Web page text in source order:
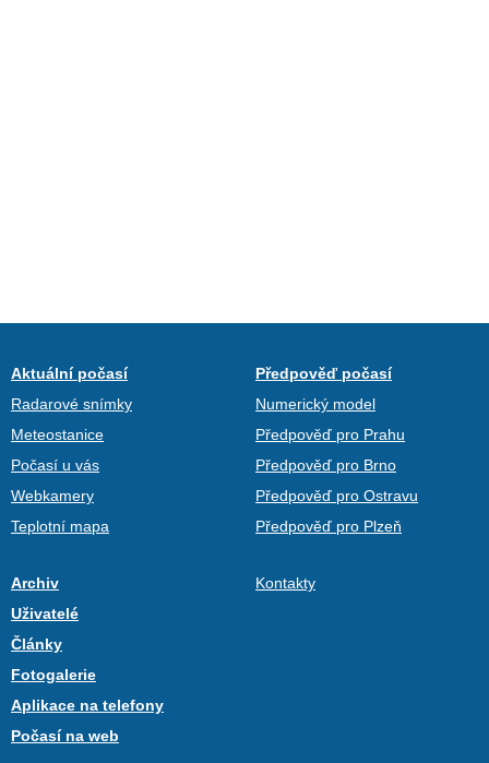
Aktuální počasí
Radarové snímky
Meteostanice
Počasí u vás
Webkamery
Teplotní mapa
Předpověď počasí
Numerický model
Předpověď pro Prahu
Předpověď pro Brno
Předpověď pro Ostravu
Předpověď pro Plzeň
Archiv
Uživatelé
Články
Fotogalerie
Aplikace na telefony
Počasí na web
Kontakty